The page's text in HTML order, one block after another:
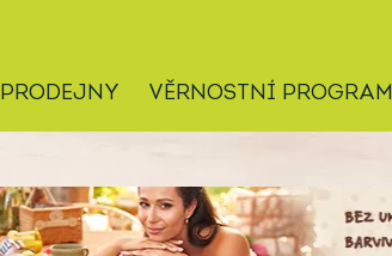
PRODEJNY VĚRNOSTNÍ PROGRAM